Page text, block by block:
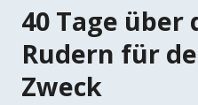
40 Tage
Rudern für
Zweck